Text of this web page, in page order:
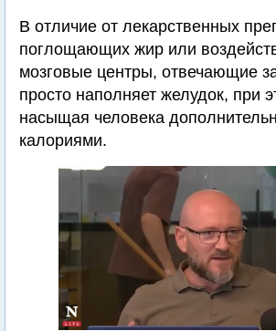
В отличие от лекарственных
поглощающих жир или
мозговые центры, отвечающие
просто наполняет желудок, при
насыщая человека
калориями.